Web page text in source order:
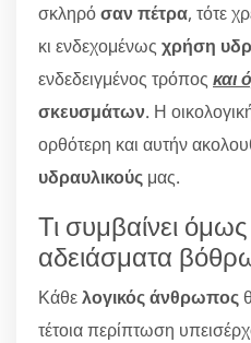
σκληρόσαν πέτρα, τότε
κι ενδεχομένως χρήση
ενδεδειγμένος τρόπος και
σκευσμάτων. Η
ορθότερη και αυτήν
υδραυλικούς μας.
Τι συμβαίνει
αδειάσματα
Κάθελογικός άνθρωπος
τέτοια περίπτωση